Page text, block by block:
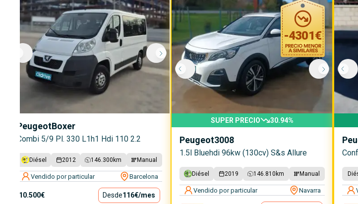
PeugeotBoxer
Combi 5/9 Pl. 330 L1h1 Hdi 110 2.2
Diésel 2012 146.300 km Manual
Vendido por particular Barcelona
10.500€ Desde116€/mes
-4301€
SUPER PRECIO 30.94%
Peugeot3008
1.5l Bluehdi 96kw (130cv) S&s Allure
Diésel 2019 146.810 km Manual
Vendido por particular Navarra